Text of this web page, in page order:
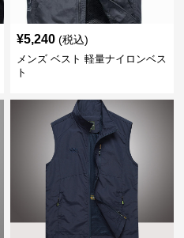
¥5,240 (税込)
メンズ ベスト 軽量ナイロンベス
ト